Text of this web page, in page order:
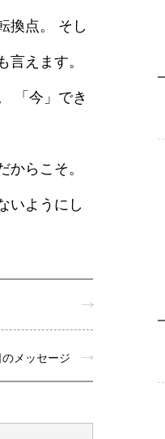
換点。 そし
えます。
「今」でき
らこそ。
いようにし
のメッセージ